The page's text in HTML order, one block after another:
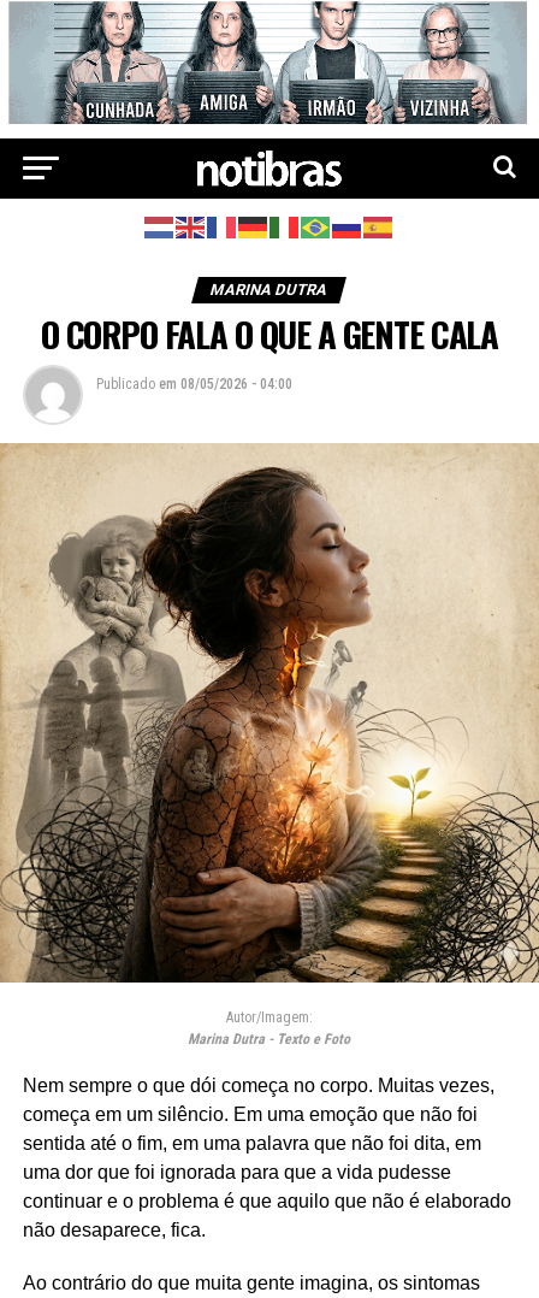
MARINA DUTRA
O CORPO FALA O QUE A GENTE CALA
Publicado em 08/05/2026 - 04:00
Autor/Imagem:
Marina Dutra - Texto e Foto
Nem sempre o que dói começa no corpo. Muitas vezes,
começa em um silêncio. Em uma emoção que não foi
sentida até o fim, em uma palavra que não foi dita, em
uma dor que foi ignorada para que a vida pudesse
continuar e o problema é que aquilo que não é elaborado
não desaparece, fica.
Ao contrário do que muita gente imagina, os sintomas